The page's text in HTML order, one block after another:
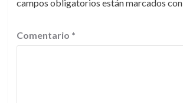
campos obligatorios están marcados con
Comentario *